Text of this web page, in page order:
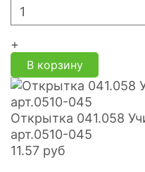
+
В корзину
Открытка 041.058
арт.0510-045
11.57 руб